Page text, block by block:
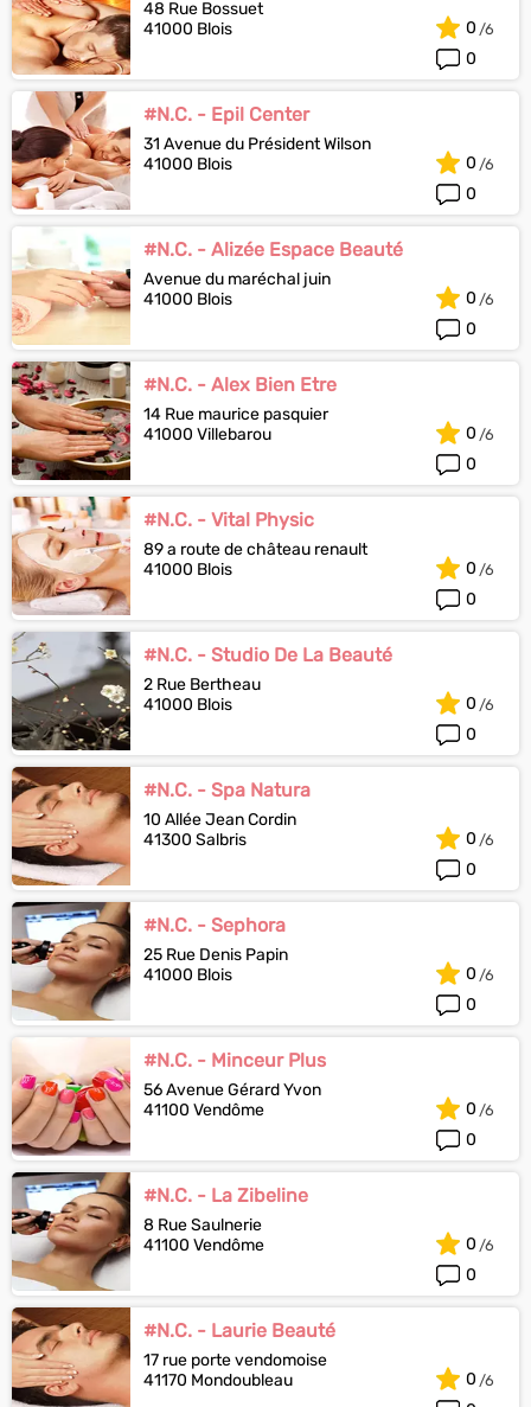
48 Rue Bossuet
41000 Blois
0
0
#N.C. - Epil Center
31 Avenue du Président Wilson
41000 Blois
0
0
#N.C. - Alizée Espace Beauté
Avenue du maréchal juin
41000 Blois
0
0
#N.C. - Alex Bien Etre
14 Rue maurice pasquier
41000 Villebarou
0
0
#N.C. - Vital Physic
89 a route de château renault
41000 Blois
0
0
#N.C. - Studio De La Beauté
2 Rue Bertheau
41000 Blois
0
0
#N.C. - Spa Natura
10 Allée Jean Cordin
41300 Salbris
0
0
#N.C. - Sephora
25 Rue Denis Papin
41000 Blois
0
0
#N.C. - Minceur Plus
56 Avenue Gérard Yvon
41100 Vendôme
0
0
#N.C. - La Zibeline
8 Rue Saulnerie
41100 Vendôme
0
0
#N.C. - Laurie Beauté
17 rue porte vendomoise
41170 Mondoubleau
0